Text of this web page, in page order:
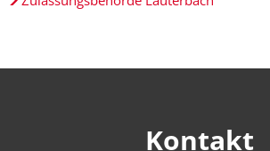
Kontakt